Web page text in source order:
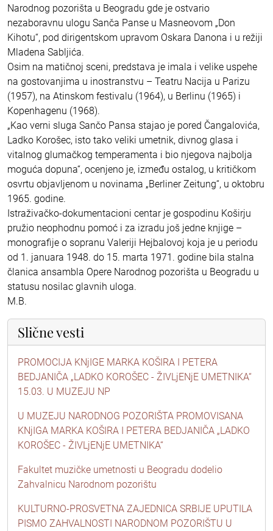
Narodnog pozorišta u Beogradu gde je ostvario
nezaboravnu ulogu Sanča Panse u Masneovom „Don
Kihotu“, pod dirigentskom upravom Oskara Danona i u režiji
Mladena Sabljića.
Osim na matičnoj sceni, predstava je imala i velike uspehe
na gostovanjima u inostranstvu – Teatru Nacija u Parizu
(1957), na Atinskom festivalu (1964), u Berlinu (1965) i
Kopenhagenu (1968).
„Kao verni sluga Sančo Pansa stajao je pored Čangalovića,
Ladko Korošec, isto tako veliki umetnik, divnog glasa i
vitalnog glumačkog temperamenta i bio njegova najbolja
moguća dopuna“, ocenjeno je, između ostalog, u kritičkom
osvrtu objavljenom u novinama „Berliner Zeitung“, u oktobru
1965. godine.
Istraživačko-dokumentacioni centar je gospodinu Koširju
pružio neophodnu pomoć i za izradu još jedne knjige –
monografije o sopranu Valeriji Hejbalovoj koja je u periodu
od 1. januara 1948. do 15. marta 1971. godine bila stalna
članica ansambla Opere Narodnog pozorišta u Beogradu u
statusu nosilac glavnih uloga.
M.B.
Slične vesti
PROMOCIJA KNjIGE MARKA KOŠIRA I PETERA
BEDJANIČA „LADKO KOROŠEC - ŽIVLjENjE UMETNIKA“
15.03. U MUZEJU NP
U MUZEJU NARODNOG POZORIŠTA PROMOVISANA
KNjIGA MARKA KOŠIRA I PETERA BEDJANIČA „LADKO
KOROŠEC - ŽIVLjENjE UMETNIKA“
Fakultet muzičke umetnosti u Beogradu dodelio
Zahvalnicu Narodnom pozorištu
KULTURNO-PROSVETNA ZAJEDNICA SRBIJE UPUTILA
PISMO ZAHVALNOSTI NARODNOM POZORIŠTU U